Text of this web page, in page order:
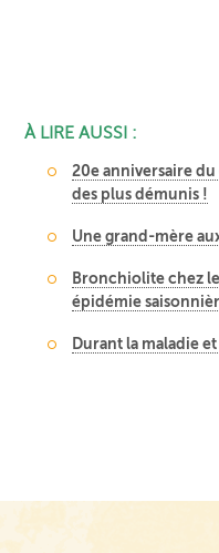
À LIRE AUSSI :
20e anniversaire du
des plus démunis !
Une grand-mère
Bronchiolite chez
épidémie
Durant la maladie